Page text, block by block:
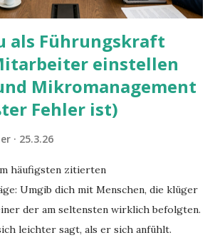
als Führungskraft
einstellen
Mikromanagement
Fehler ist)
25.3.26
häufigsten zitierten
Umgib dich mit Menschen, die klüger
der am seltensten wirklich befolgten.
leichter sagt, als er sich anfühlt.